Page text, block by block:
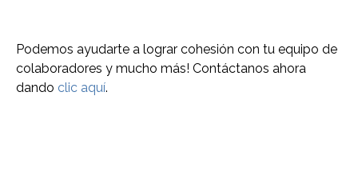
Podemos ayudarte a lograr cohesión con tu equipo de
colaboradores y mucho más! Contáctanos ahora
dando clic aquí.